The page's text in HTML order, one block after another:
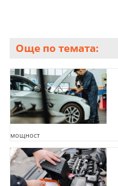
Още по темата:
мощност